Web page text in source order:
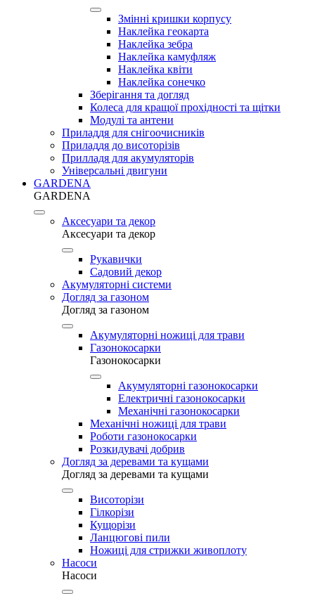
Змінні кришки корпусу
Наклейка геокарта
Наклейка зебра
Наклейка камуфляж
Наклейка квіти
Наклейка сонечко
Зберігання та догляд
Колеса для кращої прохідності та щітки
Модулі та антени
Приладдя для снігоочисників
Приладдя до висоторізів
Прилладя для акумуляторів
Універсальні двигуни
GARDENA
GARDENA
Аксесуари та декор
Аксесуари та декор
Рукавички
Садовий декор
Акумуляторні системи
Догляд за газоном
Догляд за газоном
Акумуляторні ножиці для трави
Газонокосарки
Газонокосарки
Акумуляторні газонокосарки
Електричні газонокосарки
Механічні газонокосарки
Механічні ножиці для трави
Роботи газонокосарки
Розкидувачі добрив
Догляд за деревами та кущами
Догляд за деревами та кущами
Висоторізи
Гілкорізи
Кущорізи
Ланцюгові пили
Ножиці для стрижки живоплоту
Насоси
Насоси